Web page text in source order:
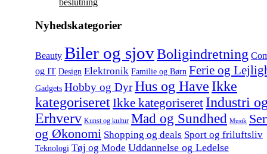
beslutning
Nyhedskategorier
Beauty Biler og sjovBoligindretning
og IT Design Elektronik Familie og Børn Ferie og
Gadgets Hobby og DyrHus og Have Ikke
kategoriseretIkke kategoriseret Industri og
Erhverv Kunst og kultur Mad og Sundhed Musik
og Økonomi Shopping og deals Sport og friluftsliv
Teknologi Tøj og Mode Uddannelse og Ledelse